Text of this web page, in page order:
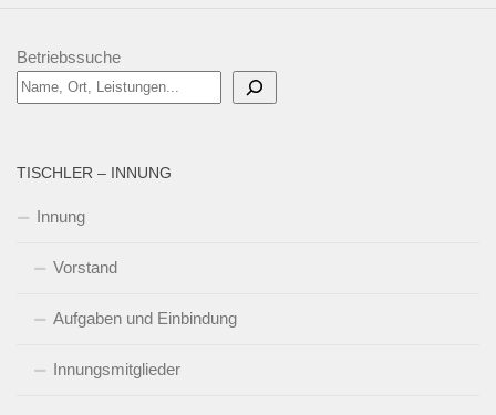
Betriebssuche
TISCHLER – INNUNG
Innung
Vorstand
Aufgaben und Einbindung
Innungsmitglieder